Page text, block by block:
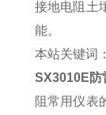
接地电阻土
能。
本站关键词
SX3010E防
阻常用仪表